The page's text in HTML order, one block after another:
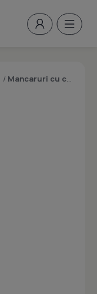
/ Mancaruri cu carne